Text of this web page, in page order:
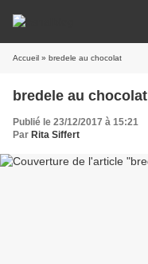
Accueil » bredele au chocolat
bredele au chocolat
Publié le 23/12/2017 à 15:21
Par Rita Siffert